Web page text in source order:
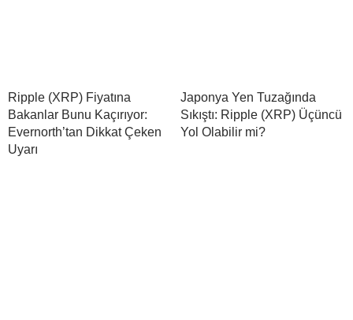
Ripple (XRP) Fiyatına
Bakanlar Bunu Kaçırıyor:
Evernorth’tan Dikkat Çeken
Uyarı
Japonya Yen Tuzağında
Sıkıştı: Ripple (XRP) Üçüncü
Yol Olabilir mi?